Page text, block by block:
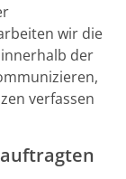
wir die
der
verfassen